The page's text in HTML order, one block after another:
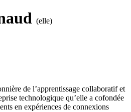
(elle)
de l’apprentissage collaboratif et
technologique qu’elle a cofondée
en expériences de connexions